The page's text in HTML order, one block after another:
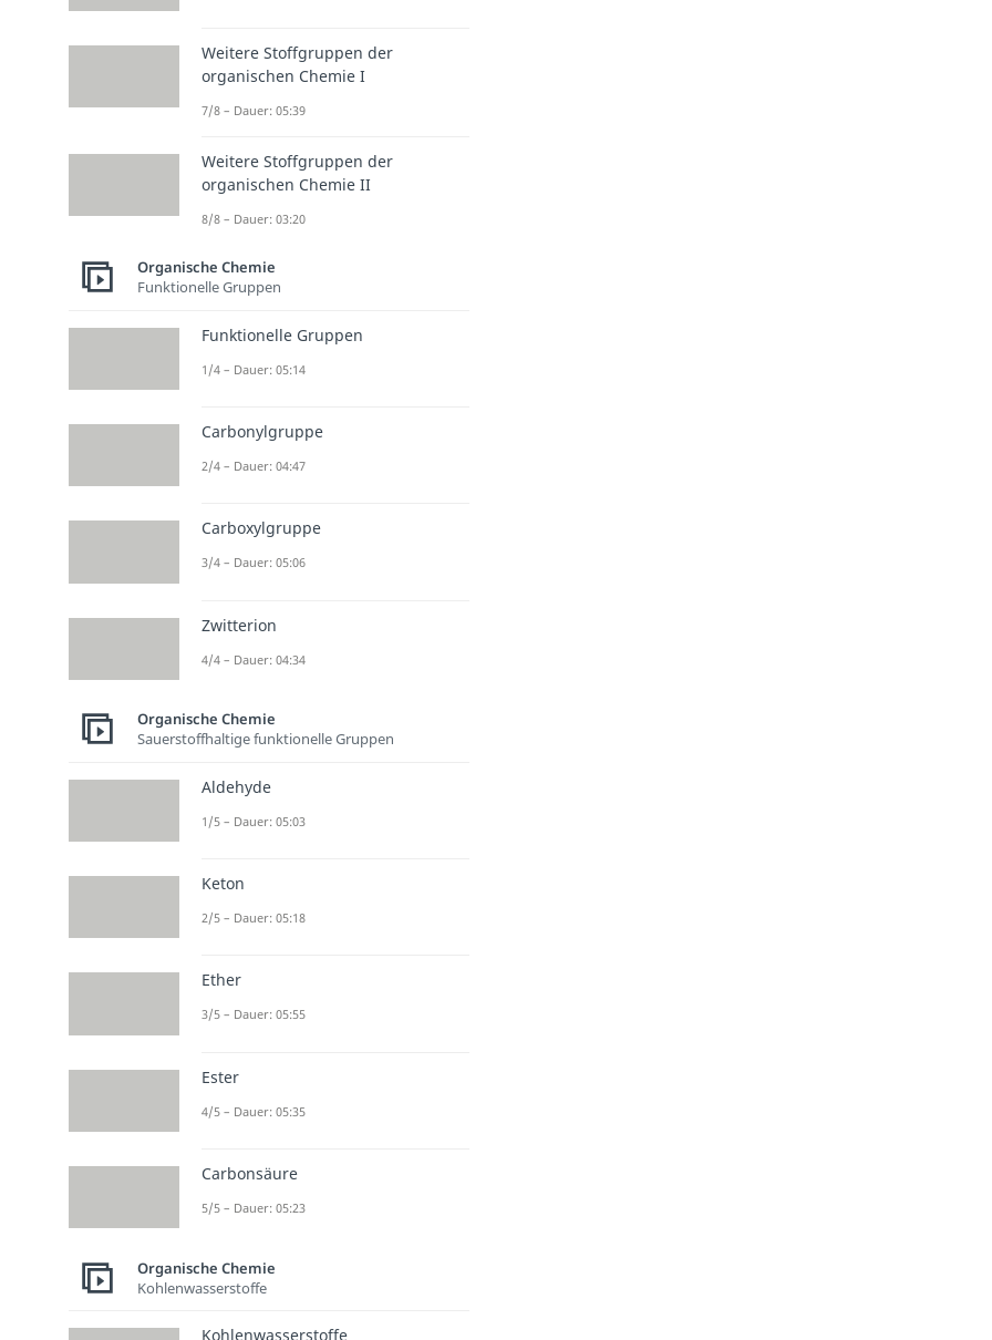
Weitere Stoffgruppen der
organischen Chemie I
7/8 – Dauer: 05:39
Weitere Stoffgruppen der
organischen Chemie II
8/8 – Dauer: 03:20
Organische Chemie
Funktionelle Gruppen
Funktionelle Gruppen
1/4 – Dauer: 05:14
Carbonylgruppe
2/4 – Dauer: 04:47
Carboxylgruppe
3/4 – Dauer: 05:06
Zwitterion
4/4 – Dauer: 04:34
Organische Chemie
Sauerstoffhaltige funktionelle Gruppen
Aldehyde
1/5 – Dauer: 05:03
Keton
2/5 – Dauer: 05:18
Ether
3/5 – Dauer: 05:55
Ester
4/5 – Dauer: 05:35
Carbonsäure
5/5 – Dauer: 05:23
Organische Chemie
Kohlenwasserstoffe
Kohlenwasserstoffe